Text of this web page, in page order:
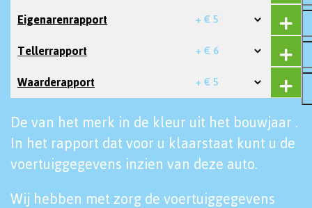
Eigenarenrapport + € 5
Tellerrapport + € 6
Waarderapport + € 5
De van het merk in de kleur uit het bouwjaar .
In het rapport dat voor u klaarstaat kunt u de
voertuiggegevens inzien van deze auto.
Wij hebben met zorg de voertuiggegevens